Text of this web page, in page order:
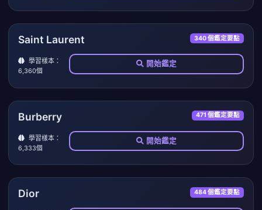
Saint Laurent 340 個鑑定要點
學習樣本：
6,360個
開始鑑定
Burberry 471 個鑑定要點
學習樣本：
6,333個
開始鑑定
Dior 484 個鑑定要點